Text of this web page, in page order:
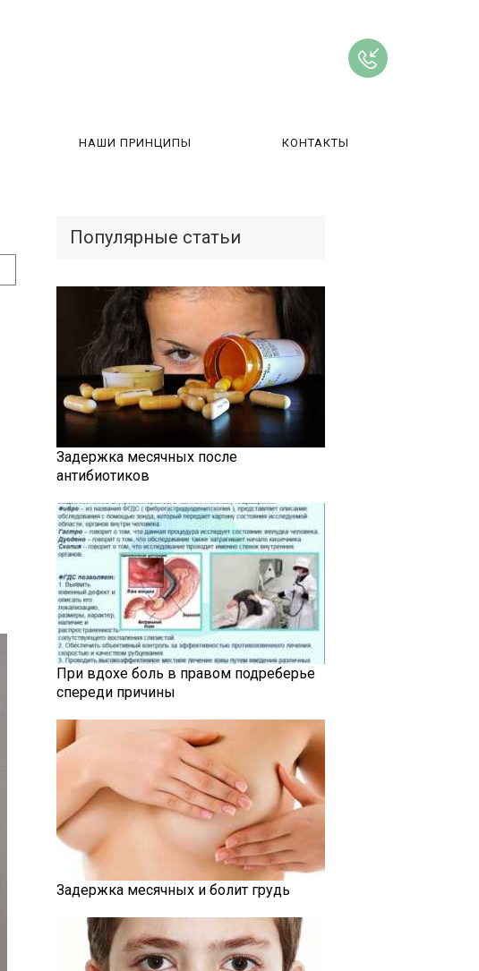
НАШИ ПРИНЦИПЫ КОНТАКТЫ
Популярные статьи
Задержка месячных после
антибиотиков
При вдохе боль в правом подреберье
спереди причины
Задержка месячных и болит грудь